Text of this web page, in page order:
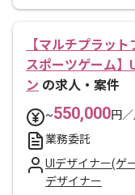
【マルチプラット
スポーツゲーム】
ン の求人・案件
~550,000円／
業務委託
UIデザイナー(ゲ
デザイナー